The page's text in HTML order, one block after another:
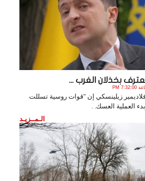
بخذلان الغرب ...
فلاديمير زيلينسكي إن "قوات روسية تسللت
العملية العسك. .
الـمــزيـد